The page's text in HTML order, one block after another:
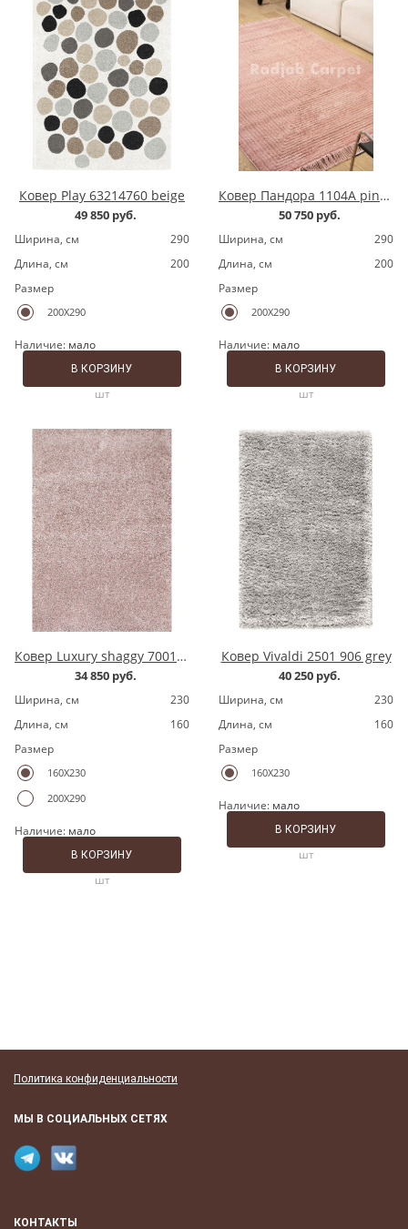
Ковер Play 63214760 beige
49 850 руб.
Ширина, cм
290
Длина, cм
200
Размер
200X290
Наличие: мало
шт
В КОРЗИНУ
Ковер Пандора 1104A pink/pink
50 750 руб.
Ширина, cм
290
Длина, cм
200
Размер
200X290
Наличие: мало
шт
В КОРЗИНУ
Ковер Luxury shaggy 7001200.8 pink
34 850 руб.
Ширина, cм
230
Длина, cм
160
Размер
160X230
200X290
Наличие: мало
шт
В КОРЗИНУ
Ковер Vivaldi 2501 906 grey
40 250 руб.
Ширина, cм
230
Длина, cм
160
Размер
160X230
Наличие: мало
шт
В КОРЗИНУ
Политика конфиденциальности
МЫ В СОЦИАЛЬНЫХ СЕТЯХ
КОНТАКТЫ